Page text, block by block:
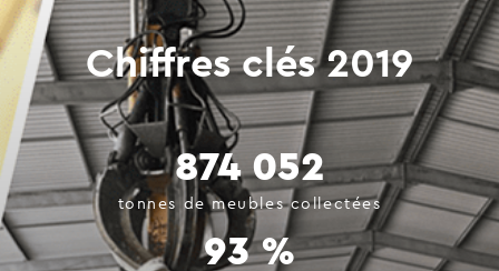
Chiffres clés 2019
874 052
tonnes de meubles collectées
93 %